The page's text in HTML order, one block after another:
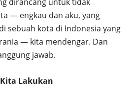
— engkau dan aku, yang
sebuah kota di Indonesia yang
— kita mendengar. Dan
jawab.
Lakukan